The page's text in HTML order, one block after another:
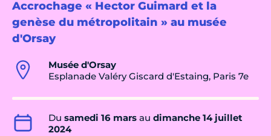
Accrochage « Hector Guimard et la
genèse du métropolitain » au musée
d'Orsay
Musée d'Orsay
Esplanade Valéry Giscard d'Estaing, Paris 7e
Du samedi 16 mars au dimanche 14 juillet
2024